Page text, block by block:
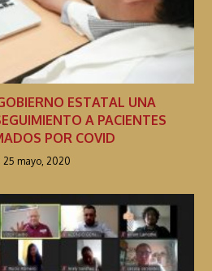
ESTATAL UNA
A PACIENTES
POR COVID
25 mayo, 2020